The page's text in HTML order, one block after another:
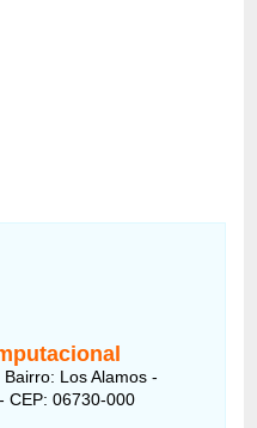
Los Alamos -
CEP: 06730-000